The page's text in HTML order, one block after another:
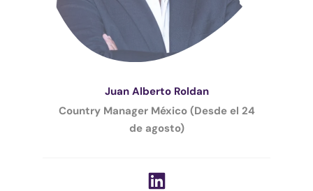
Juan Alberto Roldan
Country Manager México (Desde el 24
de agosto)